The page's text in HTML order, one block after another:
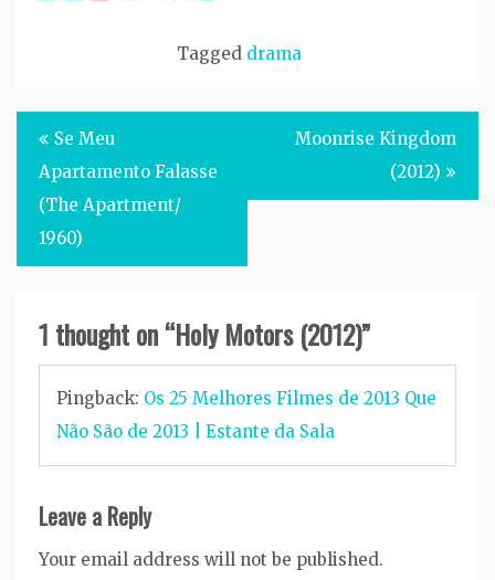
Tagged drama
Post
navigation
Se Meu
Apartamento Falasse
(The Apartment/
1960)
Moonrise Kingdom
(2012)
1 thought on “Holy Motors (2012)”
Pingback: Os 25 Melhores Filmes de 2013 Que
Não São de 2013 | Estante da Sala
Leave a Reply
Your email address will not be published.